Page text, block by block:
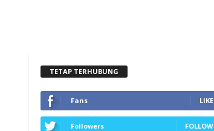
TETAP TERHUBUNG
Fans LIKE
Followers FOLLOW